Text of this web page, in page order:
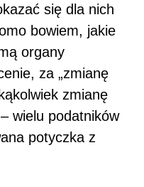
się dla nich
bowiem, jakie
organy
za „zmianę
zmianę
wielu podatników
potyczka z